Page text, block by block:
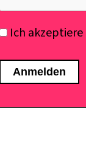
Ich